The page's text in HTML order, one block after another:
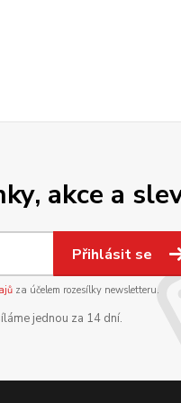
akce a
Přihlásit se
za účelem rozesílky newsletteru.
jednou za 14 dní.